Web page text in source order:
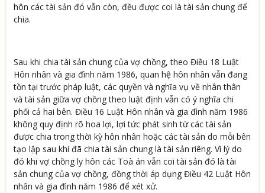
hôn các tài sản đó vẫn còn, đều được coi là tài sản chung để
chia.
Sau khi chia tài sản chung của vợ chồng, theo Điều 18 Luật
Hôn nhân và gia đình năm 1986, quan hệ hôn nhân vẫn đang
tồn tại trước pháp luật, các quyền và nghĩa vụ về nhân thân
và tài sản giữa vợ chồng theo luật định vẫn có ý nghĩa chi
phối cả hai bên. Điều 16 Luật Hôn nhân và gia đình năm 1986
không quy định rõ hoa lợi, lợi tức phát sinh từ các tài sản
được chia trong thời kỳ hôn nhân hoặc các tài sản do mỗi bên
tạo lập sau khi đã chia tài sản chung là tài sản riêng. Vì lý do
đó khi vợ chồng ly hôn các Toà án vẫn coi tài sản đó là tài
sản chung của vợ chồng, đồng thời áp dụng Điều 42 Luật Hôn
nhân và gia đình năm 1986 để xét xử.